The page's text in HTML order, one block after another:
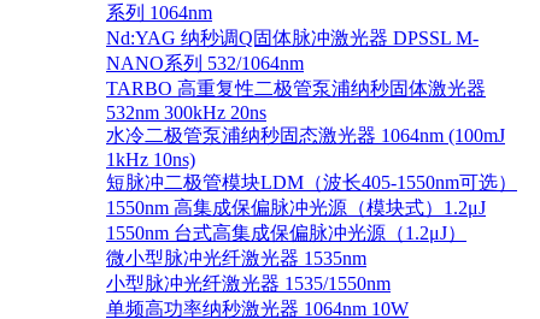
系列 1064nm
Nd:YAG 纳秒调Q固体脉冲激光器 DPSSL M-
NANO系列 532/1064nm
TARBO 高重复性二极管泵浦纳秒固体激光器
532nm 300kHz 20ns
水冷二极管泵浦纳秒固态激光器 1064nm (100mJ
1kHz 10ns)
短脉冲二极管模块LDM（波长405-1550nm可选）
1550nm 高集成保偏脉冲光源（模块式）1.2μJ
1550nm 台式高集成保偏脉冲光源（1.2μJ）
微小型脉冲光纤激光器 1535nm
小型脉冲光纤激光器 1535/1550nm
单频高功率纳秒激光器 1064nm 10W